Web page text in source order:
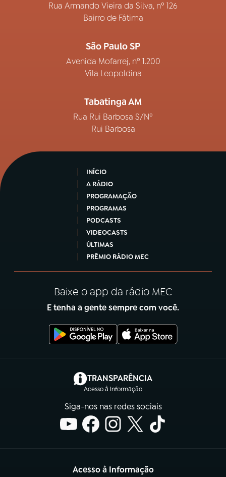
Rua Armando Vieira da Silva, nº 126
Bairro de Fátima
São Paulo SP
Avenida Mofarrej, nº 1.200
Vila Leopoldina
Tabatinga AM
Rua Rui Barbosa S/Nº
Rui Barbosa
INÍCIO
A RÁDIO
PROGRAMAÇÃO
PROGRAMAS
PODCASTS
VIDEOCASTS
ÚLTIMAS
PRÊMIO RÁDIO MEC
Baixe o app da rádio MEC
E tenha a gente sempre com você.
TRANSPARÊNCIA
Acesso à Informação
(abre em nova aba)
Siga-nos nas redes sociais
Acesso à Informação